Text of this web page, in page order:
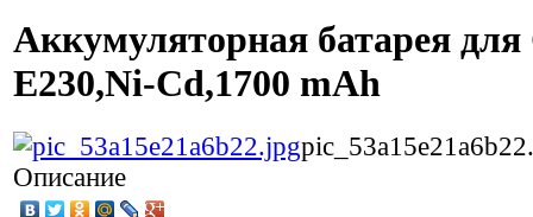
Аккумуляторная батарея для
E230,Ni-Cd,1700 mAh
Описание